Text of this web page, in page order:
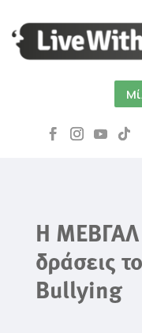
Η ΜΕΒΓΑΛ
δράσεις
Bullying